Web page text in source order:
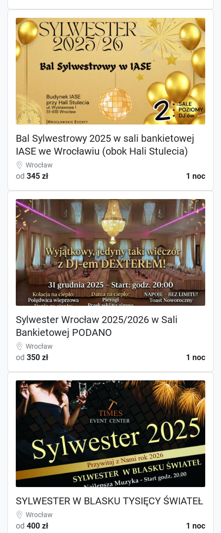
Bal Sylwestrowy 2025 w sali bankietowej
IASE we Wrocławiu (obok Hali Stulecia)
Wrocław
od 345 zł 1 noc
Sylwester Wrocław 2025/2026 w Sali
Bankietowej PODANO
Wrocław
od 350 zł 1 noc
SYLWESTER W BLASKU TYSIĘCY ŚWIATEŁ
Wrocław
od 400 zł 1 noc